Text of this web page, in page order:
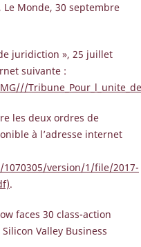
Monde, 30 septembre
juridiction », 25 juillet
suivante :
les deux ordres de
à l’adresse internet
version/1/file/2017-
.
faces 30 class-action
Valley Business